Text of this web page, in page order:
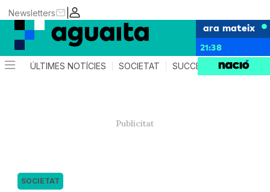
|
Newsletters
ara mateix
21:38
ÚLTIMES NOTÍCIES SOCIETAT SUCCESSOS AGENDA
SOCIETAT